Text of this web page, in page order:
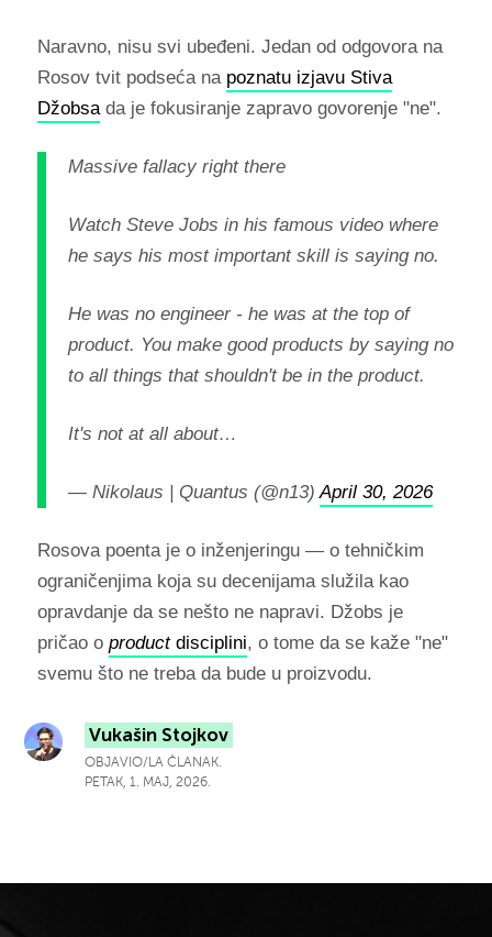
Naravno, nisu svi ubeđeni. Jedan od odgovora na
Rosov tvit podseća na poznatu izjavu Stiva
Džobsada je fokusiranje zapravo govorenje "ne".
Massive fallacy right there
Watch Steve Jobs in his famous video where
he says his most important skill is saying no.
He was no engineer - he was at the top of
product. You make good products by saying no
to all things that shouldn't be in the product.
It's not at all about…
— Nikolaus | Quantus (@n13)April 30, 2026
Rosova poenta je o inženjeringu — o tehničkim
ograničenjima koja su decenijama služila kao
opravdanje da se nešto ne napravi. Džobs je
pričao o productdisciplini, o tome da se kaže "ne"
svemu što ne treba da bude u proizvodu.
Vukašin Stojkov
OBJAVIO/LA ČLANAK.
PETAK, 1. MAJ, 2026.